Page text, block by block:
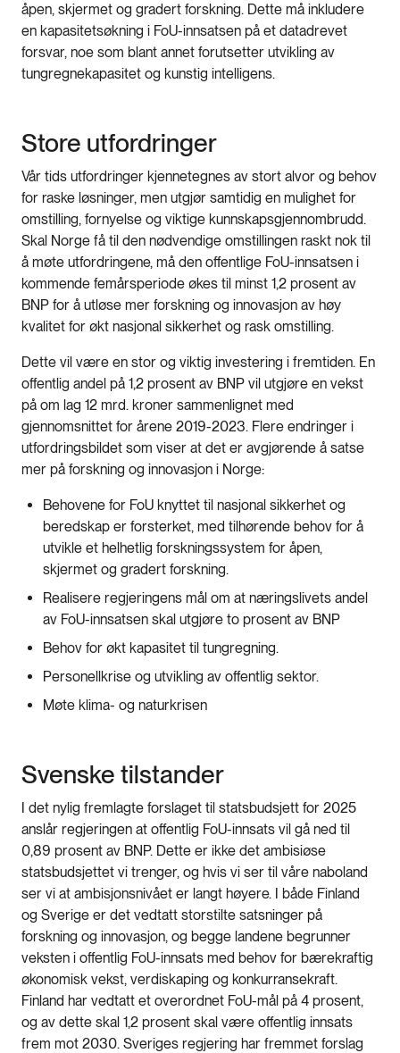
åpen, skjermet og gradert forskning. Dette må inkludere
en kapasitetsøkning i FoU-innsatsen på et datadrevet
forsvar, noe som blant annet forutsetter utvikling av
tungregnekapasitet og kunstig intelligens.
Store utfordringer
Vår tids utfordringer kjennetegnes av stort alvor og behov
for raske løsninger, men utgjør samtidig en mulighet for
omstilling, fornyelse og viktige kunnskapsgjennombrudd.
Skal Norge få til den nødvendige omstillingen raskt nok til
å møte utfordringene, må den offentlige FoU-innsatsen i
kommende femårsperiode økes til minst 1,2 prosent av
BNP for å utløse mer forskning og innovasjon av høy
kvalitet for økt nasjonal sikkerhet og rask omstilling.
Dette vil være en stor og viktig investering i fremtiden. En
offentlig andel på 1,2 prosent av BNP vil utgjøre en vekst
på om lag 12 mrd. kroner sammenlignet med
gjennomsnittet for årene 2019-2023. Flere endringer i
utfordringsbildet som viser at det er avgjørende å satse
mer på forskning og innovasjon i Norge:
Behovene for FoU knyttet til nasjonal sikkerhet og
beredskap er forsterket, med tilhørende behov for å
utvikle et helhetlig forskningssystem for åpen,
skjermet og gradert forskning.
Realisere regjeringens mål om at næringslivets andel
av FoU-innsatsen skal utgjøre to prosent av BNP
Behov for økt kapasitet til tungregning.
Personellkrise og utvikling av offentlig sektor.
Møte klima- og naturkrisen
Svenske tilstander
I det nylig fremlagte forslaget til statsbudsjett for 2025
anslår regjeringen at offentlig FoU-innsats vil gå ned til
0,89 prosent av BNP. Dette er ikke det ambisiøse
statsbudsjettet vi trenger, og hvis vi ser til våre naboland
ser vi at ambisjonsnivået er langt høyere. I både Finland
og Sverige er det vedtatt storstilte satsninger på
forskning og innovasjon, og begge landene begrunner
veksten i offentlig FoU-innsats med behov for bærekraftig
økonomisk vekst, verdiskaping og konkurransekraft.
Finland har vedtatt et overordnet FoU-mål på 4 prosent,
og av dette skal 1,2 prosent skal være offentlig innsats
frem mot 2030. Sveriges regjering har fremmet forslag